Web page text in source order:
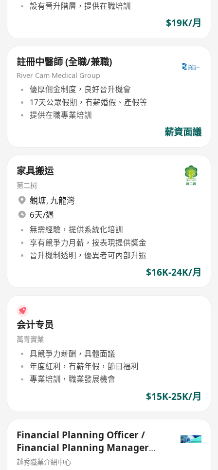
設有晉升階層，提供在職培訓
$19K/月
註冊中醫師 (全職/兼職)
River Cam Medical Group
優厚佣金制度，良好晉升機會
17天公眾假期，有薪婚假、產假等
提供在職專業培訓
薪資面議
家具搬运
第二树
觀塘, 九龍灣
6天/週
無需經驗，提供系統化培訓
享有競爭力月薪，按表現提供獎金
晉升機制透明，優異者可內部升遷
$16K-24K/月
会计专员
萬青實業
具競爭力薪酬，具體面議
年度紅利，有薪年假，節日福利
專業培訓，職業發展機會
$15K-25K/月
Financial Planning Officer /
Financial Planning Manager
[Few Posts]
越秀職業介紹中心